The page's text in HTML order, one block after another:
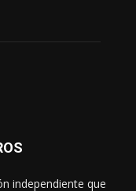
independiente que